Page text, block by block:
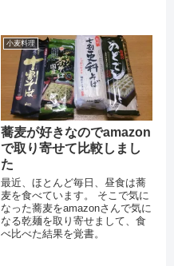
小麦料理
蕎麦が好きなのでamazon
で取り寄せて比較しまし
た
最近、ほとんど毎日、昼食は蕎
麦を食べています。 そこで気に
なった蕎麦をamazonさんで気に
なる乾麺を取り寄せまして、食
べ比べた結果を覚書。